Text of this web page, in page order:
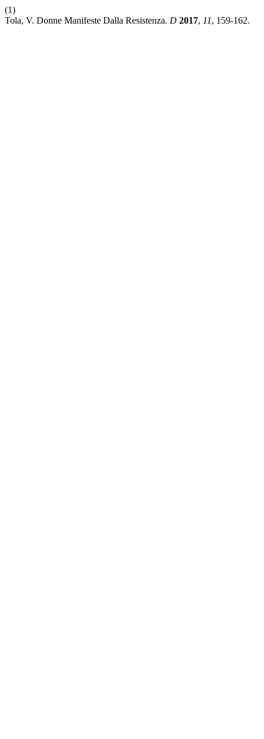
(1)
Tola, V. Donne Manifeste Dalla Resistenza. D 2017, 11, 159-162.